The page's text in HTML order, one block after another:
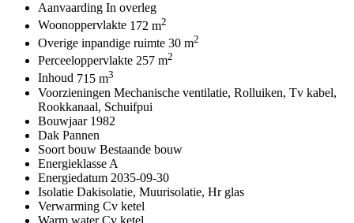
Aanvaarding In overleg
Woonoppervlakte 172 m2
Overige inpandige ruimte 30 m2
Perceeloppervlakte 257 m2
Inhoud 715 m3
Voorzieningen Mechanische ventilatie, Rolluiken, Tv kabel,
Rookkanaal, Schuifpui
Bouwjaar 1982
Dak Pannen
Soort bouw Bestaande bouw
Energieklasse A
Energiedatum 2035-09-30
Isolatie Dakisolatie, Muurisolatie, Hr glas
Verwarming Cv ketel
Warm water Cv ketel